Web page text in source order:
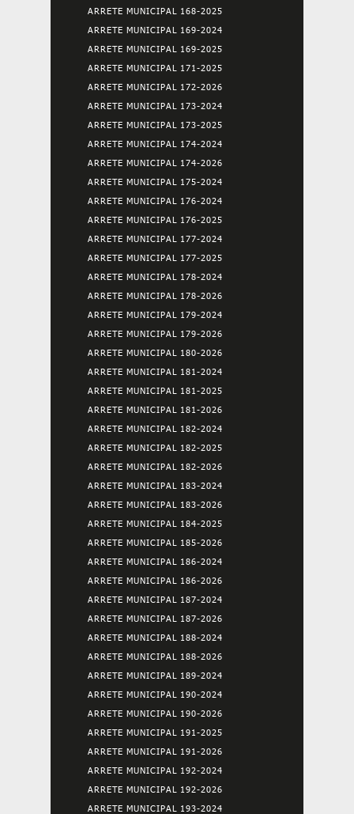
ARRETE MUNICIPAL 168-2025
ARRETE MUNICIPAL 169-2024
ARRETE MUNICIPAL 169-2025
ARRETE MUNICIPAL 171-2025
ARRETE MUNICIPAL 172-2026
ARRETE MUNICIPAL 173-2024
ARRETE MUNICIPAL 173-2025
ARRETE MUNICIPAL 174-2024
ARRETE MUNICIPAL 174-2026
ARRETE MUNICIPAL 175-2024
ARRETE MUNICIPAL 176-2024
ARRETE MUNICIPAL 176-2025
ARRETE MUNICIPAL 177-2024
ARRETE MUNICIPAL 177-2025
ARRETE MUNICIPAL 178-2024
ARRETE MUNICIPAL 178-2026
ARRETE MUNICIPAL 179-2024
ARRETE MUNICIPAL 179-2026
ARRETE MUNICIPAL 180-2026
ARRETE MUNICIPAL 181-2024
ARRETE MUNICIPAL 181-2025
ARRETE MUNICIPAL 181-2026
ARRETE MUNICIPAL 182-2024
ARRETE MUNICIPAL 182-2025
ARRETE MUNICIPAL 182-2026
ARRETE MUNICIPAL 183-2024
ARRETE MUNICIPAL 183-2026
ARRETE MUNICIPAL 184-2025
ARRETE MUNICIPAL 185-2026
ARRETE MUNICIPAL 186-2024
ARRETE MUNICIPAL 186-2026
ARRETE MUNICIPAL 187-2024
ARRETE MUNICIPAL 187-2026
ARRETE MUNICIPAL 188-2024
ARRETE MUNICIPAL 188-2026
ARRETE MUNICIPAL 189-2024
ARRETE MUNICIPAL 190-2024
ARRETE MUNICIPAL 190-2026
ARRETE MUNICIPAL 191-2025
ARRETE MUNICIPAL 191-2026
ARRETE MUNICIPAL 192-2024
ARRETE MUNICIPAL 192-2026
ARRETE MUNICIPAL 193-2024